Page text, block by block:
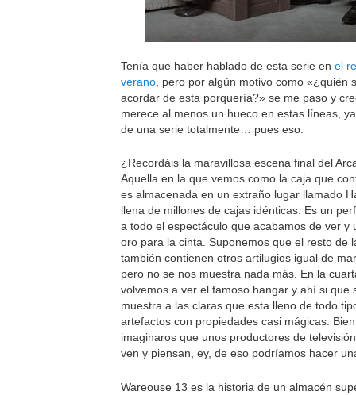
Tenía que haber hablado de esta serie en el
verano , pero por algún motivo como «¿quién
acordar de esta porquería?» se me paso y
merece al menos un hueco en estas líneas,
de una serie totalmente… pues eso.
¿Recordáis la maravillosa escena final del
Aquella en la que vemos como la caja que
es almacenada en un extraño lugar llamado
llena de millones de cajas idénticas. Es un
a todo el espectáculo que acabamos de ver y
oro para la cinta. Suponemos que el resto de
también contienen otros artilugios igual de
pero no se nos muestra nada más. En la
volvemos a ver el famoso hangar y ahí si que
muestra a las claras que esta lleno de todo
artefactos con propiedades casi mágicas.
imaginaros que unos productores de
ven y piensan, ey, de eso podríamos hacer
Wareouse 13 es la historia de un almacén